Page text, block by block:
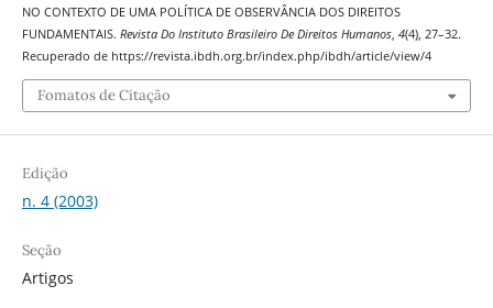
NO CONTEXTO DE UMA POLÍTICA DE OBSERVÂNCIA DOS DIREITOS
FUNDAMENTAIS. Revista Do Instituto Brasileiro De Direitos Humanos, 4(4), 27–32.
Recuperado de https://revista.ibdh.org.br/index.php/ibdh/article/view/4
Fomatos de Citação
Edição
n. 4 (2003)
Seção
Artigos